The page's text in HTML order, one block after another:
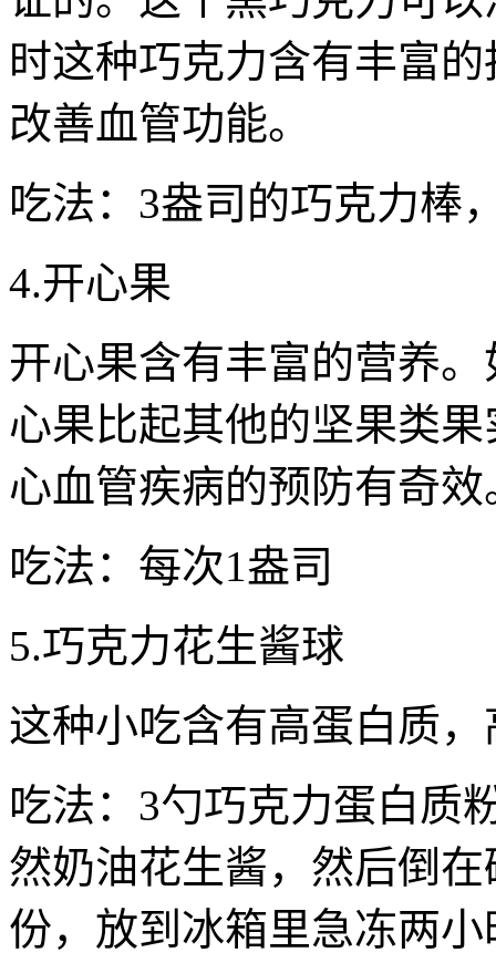
时这种巧克力含有丰富
改善血管功能。
吃法：3盎司的巧克力棒
4.开心果
开心果含有丰富的营养
心果比起其他的坚果类
心血管疾病的预防有奇效
吃法：每次1盎司
5.巧克力花生酱球
这种小吃含有高蛋白质
吃法：3勺巧克力蛋白质
然奶油花生酱，然后倒
份，放到冰箱里急冻两